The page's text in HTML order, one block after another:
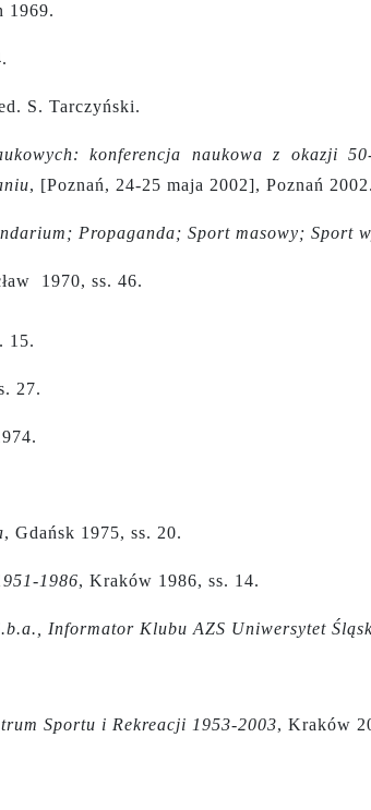
1969.
S. Tarczyński.
konferencja naukowa z okazji
, [Poznań, 24-25 maja 2002], Poznań 2002.
Propaganda; Sport masowy; Sport
1970, ss. 46.
15.
27.
, Gdańsk 1975, ss. 20.
1986, Kraków 1986, ss. 14.
Informator Klubu AZS Uniwersytet
Sportu i Rekreacji 1953-2003, Kraków